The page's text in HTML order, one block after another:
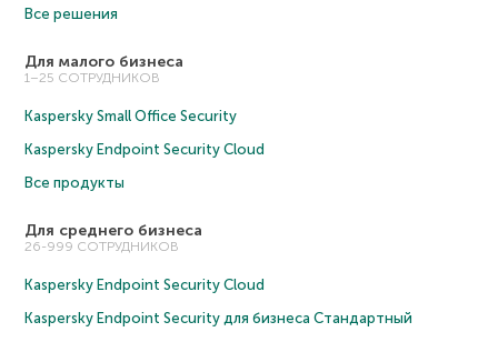
Все решения
Для малого бизнеса
1–25 СОТРУДНИКОВ
Kaspersky Small Office Security
Kaspersky Endpoint Security Cloud
Все продукты
Для среднего бизнеса
26-999 СОТРУДНИКОВ
Kaspersky Endpoint Security Cloud
Kaspersky Endpoint Security для бизнеса Cтандартный